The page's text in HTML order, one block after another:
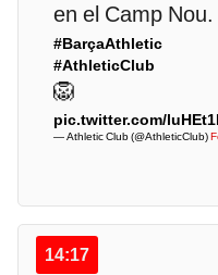
en el Camp Nou.
#BarçaAthletic
#AthleticClub
🦁
pic.twitter.com/
— Athletic Club (@AthleticClub)
14:17